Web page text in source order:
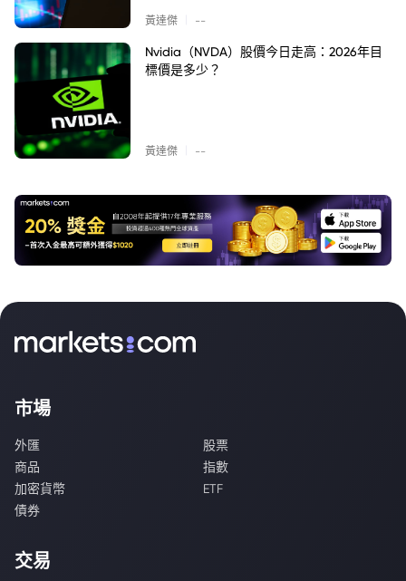
黃達傑 --
Nvidia（NVDA）股價今日走高：2026年目
標價是多少？
黃達傑 --
市場
外匯
股票
商品
指數
加密貨幣
ETF
債券
交易